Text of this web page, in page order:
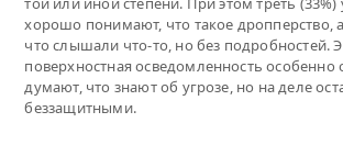
хорошо понимают, что такое дропперство,
что слышали что-то, но без подробностей.
поверхностная осведомленность особенно
думают, что знают об угрозе, но на деле
беззащитными.